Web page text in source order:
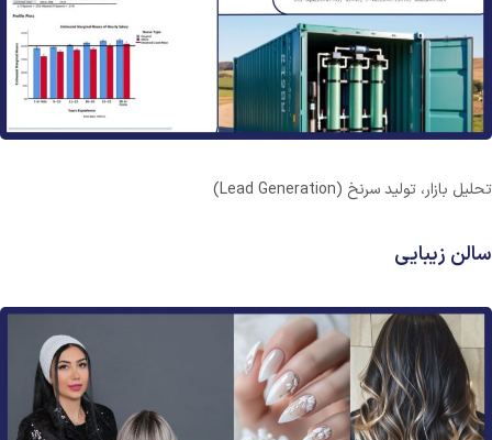
تحلیل بازار، تولید سرنخ (Lead Generation)
سالن زیبایی